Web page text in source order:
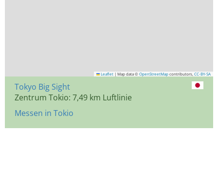
Leaflet | Map data © OpenStreetMap contributors, CC-BY-SA
Tokyo Big Sight
Zentrum Tokio: 7,49 km Luftlinie
Messen in Tokio